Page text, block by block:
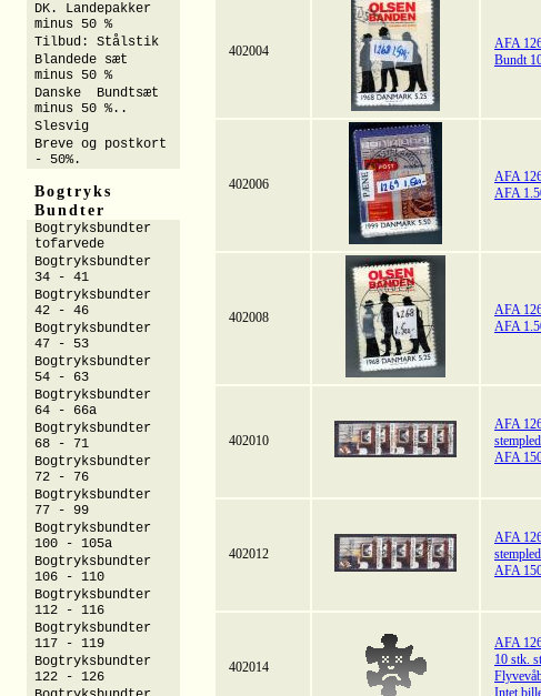
402004
AFA
Bundt
402006
AFA
AFA
402008
AFA
AFA
402010
AFA
AFA
402012
AFA
AFA
402014
AFA
10 stk.
Intet
DK. Landepakker
minus 50 %
Tilbud: Stålstik
Blandede sæt
minus 50 %
Danske Bundtsæt
minus 50 %..
Slesvig
Breve og postkort
- 50%.
Bogtryks
Bundter
Bogtryksbundter
tofarvede
Bogtryksbundter
34 - 41
Bogtryksbundter
42 - 46
Bogtryksbundter
47 - 53
Bogtryksbundter
54 - 63
Bogtryksbundter
64 - 66a
Bogtryksbundter
68 - 71
Bogtryksbundter
72 - 76
Bogtryksbundter
77 - 99
Bogtryksbundter
100 - 105a
Bogtryksbundter
106 - 110
Bogtryksbundter
112 - 116
Bogtryksbundter
117 - 119
Bogtryksbundter
122 - 126